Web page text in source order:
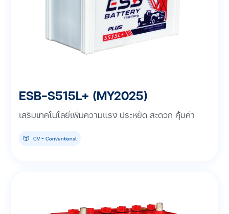
ESB-S515L+ (MY2025)
เสริมเทคโนโลยีเพิ่มความแรง ประหยัด สะดวก คุ้มค่า
CV - Conventional